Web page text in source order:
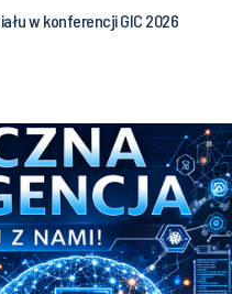
w konferencji GIC 2026